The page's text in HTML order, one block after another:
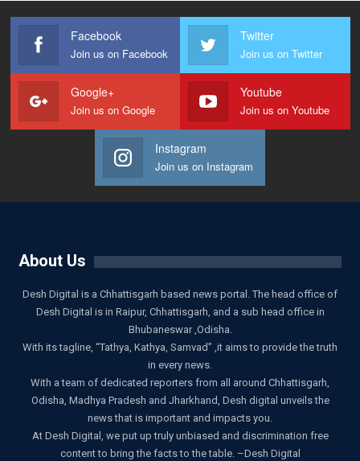
Facebook
Join us on Facebook
Twitter
Join us on Twitter
Google+
Join us on Google
Youtube
Join us on Youtube
Instagram
Join us on Instagram
About Us
Desh Digital is a Chhattisgarh based news portal. The head office of
Desh Digital is in Raipur, Chhattisgarh, and a sub head office in
Bhubaneswar ,Odisha.
With its tagline, “Tathya, Kathya, Samvad” ,it aims to provide the truth
in every news.
With a team of dedicated reporters from all around Chhattisgarh,
Odisha, Madhya Pradesh and Jharkhand, Desh digital unveils the
news that is important and impacts you.
At Desh Digital, we put up truly unbiased and discrimination free
content to bring the facts to the table. –Desh Digital